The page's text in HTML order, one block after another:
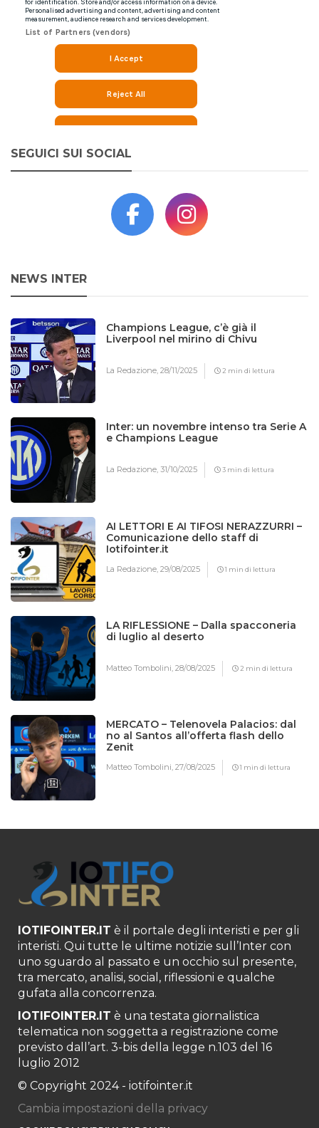
SEGUICI SUI SOCIAL
NEWS INTER
Champions League, c’è già il
Liverpool nel mirino di Chivu
La Redazione,28/11/2025 2 min di lettura
Inter: un novembre intenso tra Serie A
e Champions League
La Redazione,31/10/2025 3 min di lettura
AI LETTORI E AI TIFOSI NERAZZURRI –
Comunicazione dello staff di
Iotifointer.it
La Redazione,29/08/2025 1 min di lettura
LA RIFLESSIONE – Dalla spacconeria
di luglio al deserto
Matteo Tombolini,28/08/2025 2 min di lettura
MERCATO – Telenovela Palacios: dal
no al Santos all’offerta flash dello
Zenit
Matteo Tombolini,27/08/2025 1 min di lettura
IOTIFOINTER.IT è il portale degli interisti e per gli
interisti. Qui tutte le ultime notizie sull’Inter con
uno sguardo al passato e un occhio sul presente,
tra mercato, analisi, social, riflessioni e qualche
gufata alla concorrenza.
IOTIFOINTER.IT è una testata giornalistica
telematica non soggetta a registrazione come
previsto dall’art. 3-bis della legge n.103 del 16
luglio 2012
© Copyright 2024 - iotifointer.it
Cambia impostazioni della privacy